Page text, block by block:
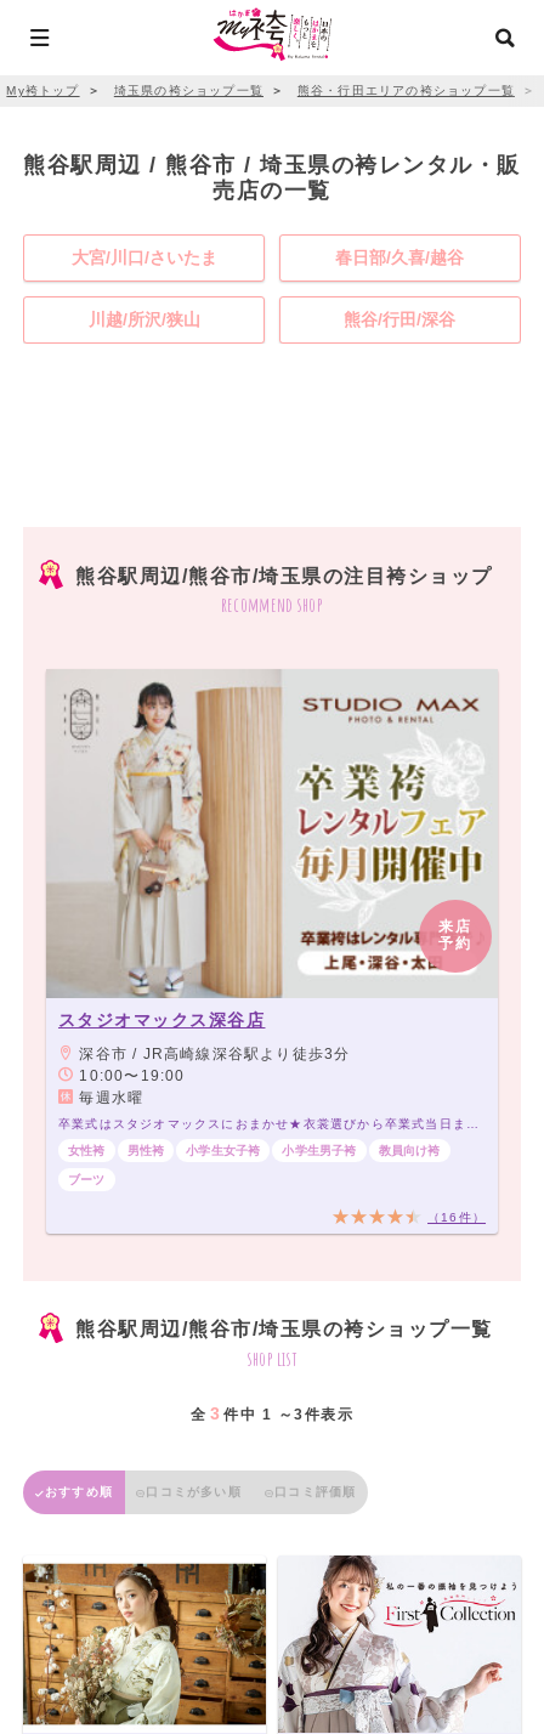
My袴トップ ＞ 埼玉県の袴ショップ一覧 ＞ 熊谷・行田エリアの袴ショップ一覧 ＞
熊谷駅周辺 / 熊谷市 / 埼玉県の袴レンタル・販
売店の一覧
大宮/川口/さいたま 春日部/久喜/越谷
川越/所沢/狭山 熊谷/行田/深谷
熊谷駅周辺/熊谷市/埼玉県の注目袴ショップ
recommend shop
来店
予約
スタジオマックス深谷店
深谷市 / JR高崎線深谷駅より徒歩3分
10:00〜19:00
毎週水曜
女性袴
男性袴 小学生女子袴 小学生男子袴 教員向け袴
ブーツ
（16件）
熊谷駅周辺/熊谷市/埼玉県の袴ショップ一覧
shop list
全 3 件中 1 ～3件表示
おすすめ順 口コミが多い順 口コミ評価順